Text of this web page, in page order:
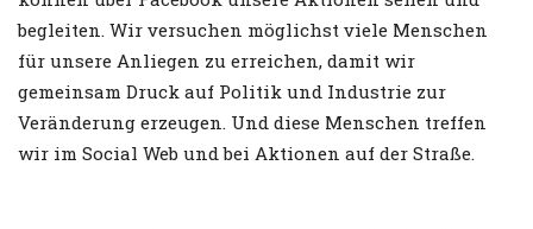
begleiten. Wir versuchen möglichst viele Menschen
für unsere Anliegen zu erreichen, damit wir
gemeinsam Druck auf Politik und Industrie zur
Veränderung erzeugen. Und diese Menschen treffen
wir im Social Web und bei Aktionen auf der Straße.